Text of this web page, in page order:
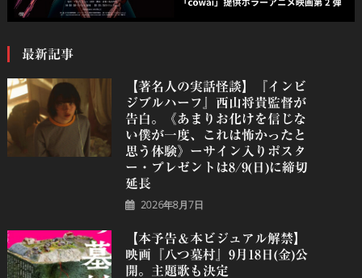
最新記事
【著名人の実話怪談】『インビ
ジブルハーフ』⻄⼭将貴監督が
告白。《あまりお化けを信じな
い僕が一度、これは怖かったと
思う体験》ーサイン入りポスタ
ー・プレゼントは8/9(日)に締切
延長
2026年8月7日
【本予告＆本ビジュアル解禁】
映画『八つ墓村』9月18日(金)公
開。主題歌も決定